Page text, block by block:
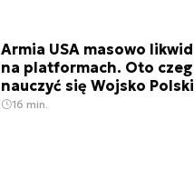
Armia USA masowo
na platformach. Oto
nauczyć się Wojsko
16 min.